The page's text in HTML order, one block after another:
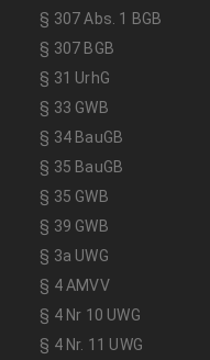
§ 307 Abs. 1 BGB
§ 307 BGB
§ 31 UrhG
§ 33 GWB
§ 34 BauGB
§ 35 BauGB
§ 35 GWB
§ 39 GWB
§ 3a UWG
§ 4 AMVV
§ 4 Nr 10 UWG
§ 4 Nr. 11 UWG